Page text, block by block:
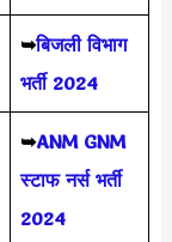
➥बिजली विभाग
भर्ती 2024
➥ANM GNM
स्टाफ नर्स भर्ती
2024